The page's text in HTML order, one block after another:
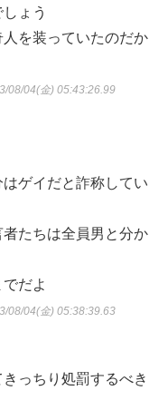
ょう
を装っていたのだか
08/04(金) 05:43:26.99
ゲイだと詐称してい
たちは全員男と分か
だよ
08/04(金) 05:38:39.63
っちり処罰するべき